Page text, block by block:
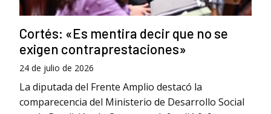
Cortés: «Es mentira decir que no se
exigen contraprestaciones»
24 de julio de 2026
La diputada del Frente Amplio destacó la
comparecencia del Ministerio de Desarrollo Social